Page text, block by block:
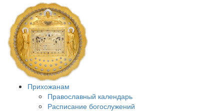
Прихожанам
Православный календарь
Расписание богослужений